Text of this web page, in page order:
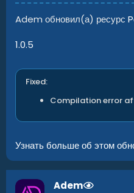
Adem обновил(а) ресурс
1.0.5
Fixed:
Compilation error
Узнать больше об этом
Adem